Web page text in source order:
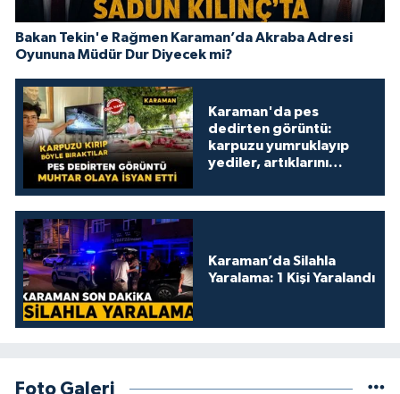
Bakan Tekin'e Rağmen Karaman’da Akraba Adresi
Oyununa Müdür Dur Diyecek mi?
Karaman'da pes
dedirten görüntü:
karpuzu yumruklayıp
yediler, artıklarını
Karaman’da Silahla
Yaralama: 1 Kişi Yaralandı
Foto Galeri